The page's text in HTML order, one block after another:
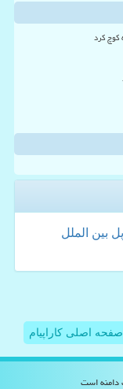
کوچ کرد
اپل بین الملل
صفحه اصلی کاراپیام